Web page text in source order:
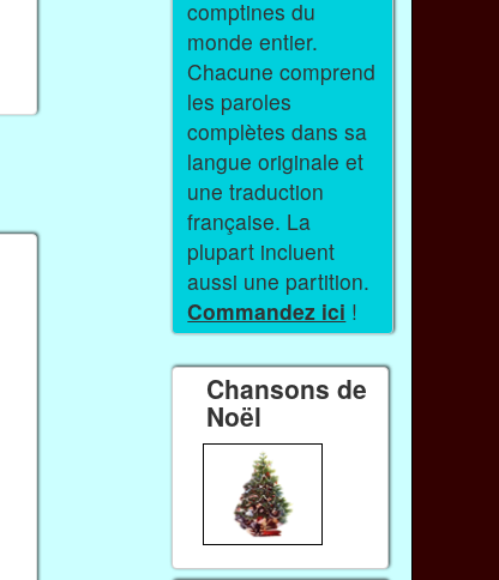
comptines du
monde entier.
Chacune comprend
les paroles
complètes dans sa
langue originale et
une traduction
française. La
plupart incluent
aussi une partition.
Commandez ici !
Chansons de
Noël